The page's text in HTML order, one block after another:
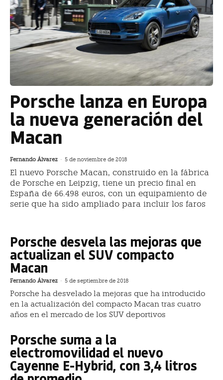
Porsche lanza en Europa
la nueva generación del
Macan
Fernando Álvarez - 5 de noviembre de 2018
El nuevo Porsche Macan, construido en la fábrica
de Porsche en Leipzig, tiene un precio final en
España de 66.498 euros, con un equipamiento de
serie que ha sido ampliado para incluir los faros
Porsche desvela las mejoras que
actualizan el SUV compacto
Macan
Fernando Álvarez - 5 de septiembre de 2018
Porsche ha desvelado la mejoras que ha introducido
en la actualización del compacto Macan tras cuatro
años en el mercado de los SUV deportivos
Porsche suma a la
electromovilidad el nuevo
Cayenne E-Hybrid, con 3,4 litros